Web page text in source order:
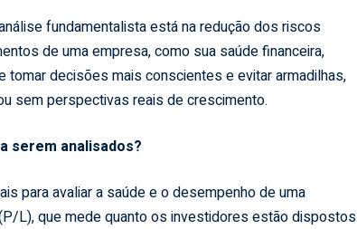
fundamentalista está na redução dos riscos
de uma empresa, como sua saúde financeira,
decisões mais conscientes e evitar armadilhas,
sem perspectivas reais de crescimento.
serem analisados?
para avaliar a saúde e o desempenho de uma
L), que mede quanto os investidores estão dispostos